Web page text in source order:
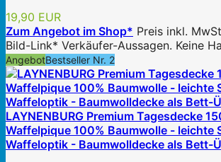
19,90 EUR
Zum Angebot im Shop* Preis inkl.
Bild-Link* Verkäufer-Aussagen. Keine
AngebotBestseller Nr. 2
LAYNENBURG Premium Tagesdecke
Waffelpique 100% Baumwolle - leichte
Waffeloptik - Baumwolldecke als Bett-